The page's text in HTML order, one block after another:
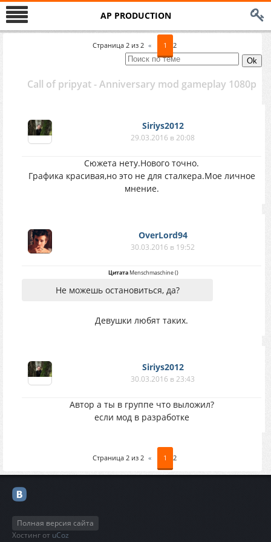
AP PRODUCTION
Страница 2 из 2 « 1 2
Call of pripyat - Anniversary mod gameplay 1080p
Siriys2012
29.03.2016 в 20:08
Сюжета нету.Нового точно.
Графика красивая,но это не для сталкера.Мое личное
мнение.
OverLord94
30.03.2016 в 19:52
ЦитатаMenschmaschine()
Не можешь остановиться, да?
Девушки любят таких.
Siriys2012
30.03.2016 в 23:43
Автор а ты в группе что выложил?
если мод в разработке
Страница 2 из 2 « 1 2
Полная версия сайта
Хостинг от uCoz